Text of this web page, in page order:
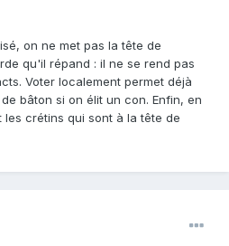
on ne met pas la tête de
qu'il répand : il ne se rend pas
Voter localement permet déjà
bâton si on élit un con. Enfin, en
crétins qui sont à la tête de